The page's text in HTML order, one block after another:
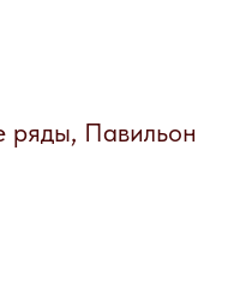
ряды, Павильон